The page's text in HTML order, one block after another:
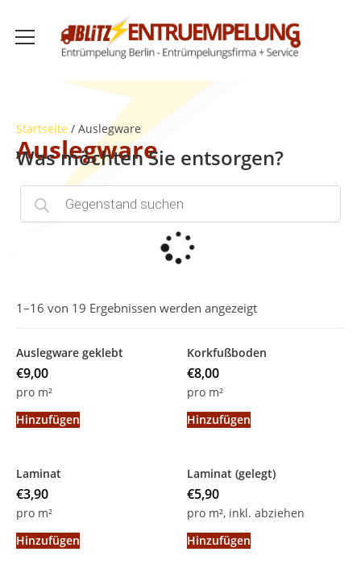
Startseite / Auslegware
Auslegware
Was möchten Sie entsorgen?
1–16 von 19 Ergebnissen werden angezeigt
Auslegware geklebt
€9,00
pro m²
Hinzufügen
Korkfußboden
€8,00
pro m²
Hinzufügen
Laminat
€3,90
pro m²
Hinzufügen
Laminat (gelegt)
€5,90
pro m², inkl. abziehen
Hinzufügen